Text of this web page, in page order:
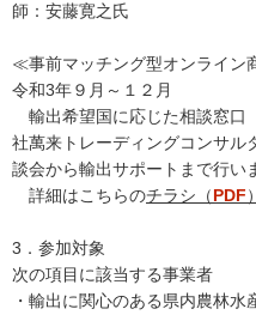
師：安藤寛之氏
≪事前マッチング型オンライン
令和3年９月～１２月
輸出希望国に応じた相談窓口
社萬来トレーディングコンサル
談会から輸出サポートまで行い
詳細はこちらのチラシ（PDF）
3．参加対象
次の項目に該当する事業者
・輸出に関心のある県内農林